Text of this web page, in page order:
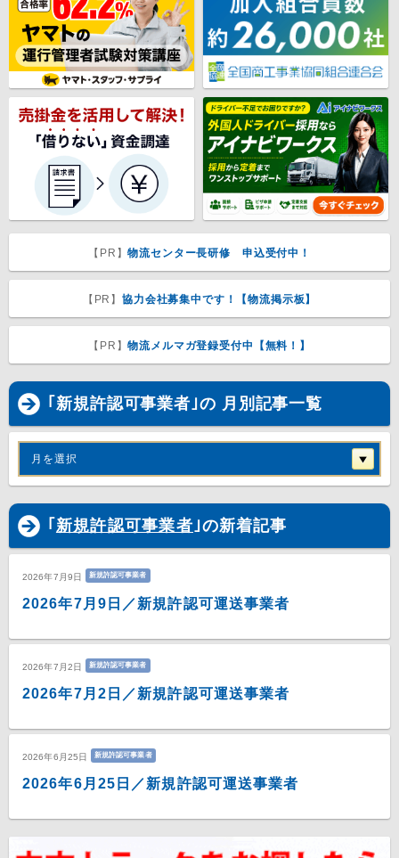
【PR】物流センター長研修 申込受付中！
【PR】協力会社募集中です！【物流掲示板】
【PR】物流メルマガ登録受付中【無料！】
｢新規許認可事業者｣の 月別記事一覧
月を選択
｢ 新規許認可事業者｣の新着記事
2026年7月9日 新規許認可事業者
2026年7月9日／新規許認可運送事業者
2026年7月2日 新規許認可事業者
2026年7月2日／新規許認可運送事業者
2026年6月25日 新規許認可事業者
2026年6月25日／新規許認可運送事業者